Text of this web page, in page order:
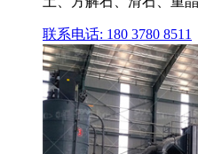
联系电话: 180 3780 8511